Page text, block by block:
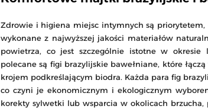
Zdrowie i higiena miejsc intymnych są
wykonane z najwyższej jakości materiałów
powietrza, co jest szczególnie istotne w okresie
polecane są figi brazylijskie bawełniane, które
krojem podkreślającym biodra. Każda para fig
co czyni je ekonomicznym i ekologicznym
korekty sylwetki lub wsparcia w okolicach brzucha,